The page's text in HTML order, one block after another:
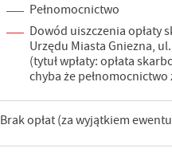
Pełnomocnictwo
Dowód uiszczenia opłaty
Urzędu Miasta Gniezna,
(tytuł wpłaty: opłata
chyba że
Brak opłat (za wyjątkiem